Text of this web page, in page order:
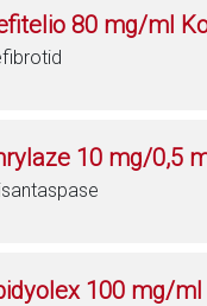
80 mg/ml
10 mg/0,5
100 mg/